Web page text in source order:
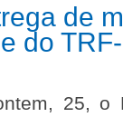
de
do
25, o